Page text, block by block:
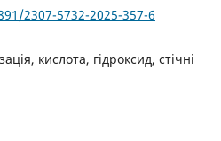
2307-5732-2025-357-6
кислота, гідроксид, стічні